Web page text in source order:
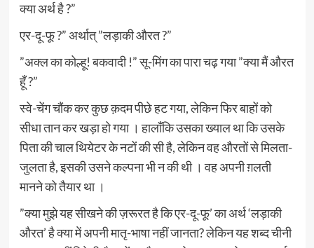
क्या अर्थ है ?”
एर-दू-फू ?” अर्थात् ”लड़ाकी औरत ?”
”अक्ल का कोल्हू! बकवादी !” सू-मिंग का पारा चढ़ गया ”क्या मैं औरत
हूँ ?”
स्वे-चेंग चौंक कर कुछ क़दम पीछे हट गया, लेकिन फिर बाहों को
सीधा तान कर खड़ा हो गया । हालाँकि उसका ख्याल था कि उसके
पिता की चाल थियेटर के नटों की सी है, लेकिन वह औरतों से मिलता-
जुलता है, इसकी उसने कल्पना भी न की थी । वह अपनी ग़लती
मानने को तैयार था ।
”क्या मुझे यह सीखने की ज़रूरत है कि एर-दू-फू’ का अर्थ ‘लड़ाकी
औरत’ है क्या में अपनी मातृ-भाषा नहीं जानता? लेकिन यह शब्द चीनी